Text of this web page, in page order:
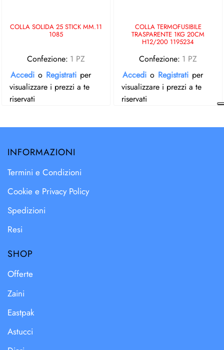
COLLA SOLIDA 25 STICK MM.11
1085
Confezione: 1 PZ
Accedi o Registrati per
visualizzare i prezzi a te
riservati
COLLA TERMOFUSIBILE
TRASPARENTE 1KG 20CM
H12/200 1195234
Confezione: 1 PZ
Accedi o Registrati per
visualizzare i prezzi a te
riservati
INFORMAZIONI
Termini e Condizioni
Cookie e Privacy Policy
Spedizioni
Resi
SHOP
Offerte
Zaini
Eastpak
Astucci